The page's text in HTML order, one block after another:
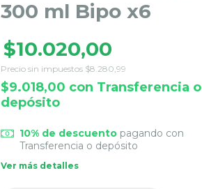
300 ml Bipo x6
$10.020,00
Precio sin impuestos $8.280,99
$9.018,00 con Transferencia o
depósito
10% de descuentopagando con
Transferencia o depósito
Ver más detalles